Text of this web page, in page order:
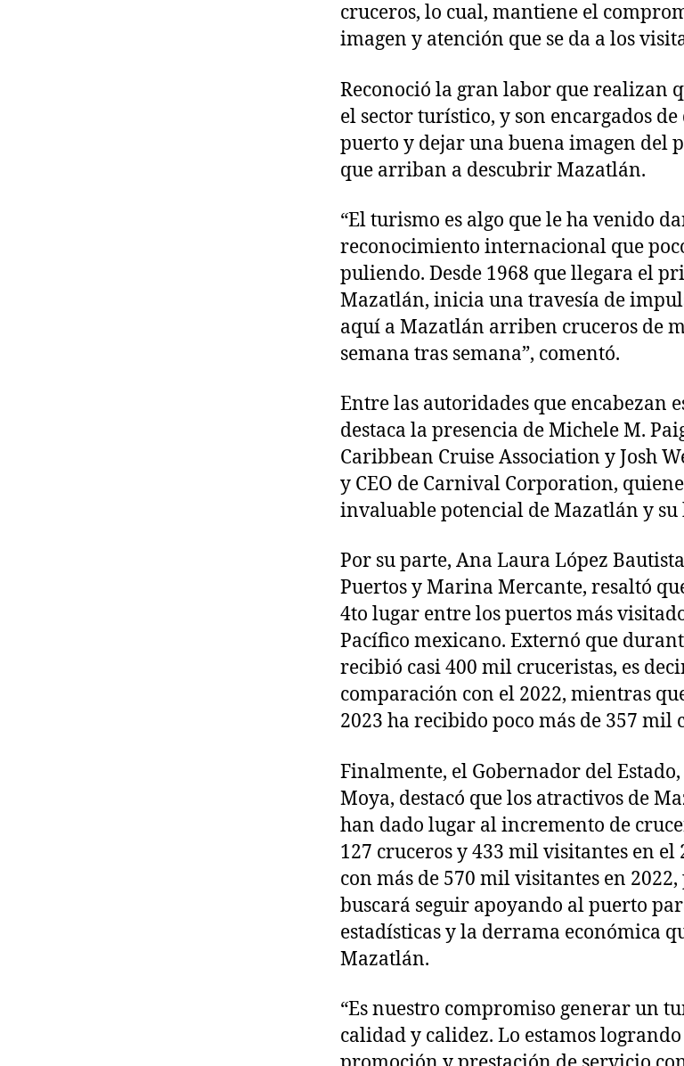
cruceros, lo cual, mantiene el
imagen y atención que se da a los
Reconoció la gran labor que realizan
el sector turístico, y son encargados
puerto y dejar una buena imagen del
que arriban a descubrir Mazatlán.
“El turismo es algo que le ha venido
reconocimiento internacional que
puliendo. Desde 1968 que llegara el
Mazatlán, inicia una travesía de
aquí a Mazatlán arriben cruceros de
semana tras semana”, comentó.
Entre las autoridades que encabezan
destaca la presencia de Michele M.
Caribbean Cruise Association y Josh
y CEO de Carnival Corporation,
invaluable potencial de Mazatlán y su
Por su parte, Ana Laura López
Puertos y Marina Mercante, resaltó
4to lugar entre los puertos más
Pacífico mexicano. Externó que
recibió casi 400 mil cruceristas, es
comparación con el 2022, mientras
2023 ha recibido poco más de 357 mil
Finalmente, el Gobernador del Estado,
Moya, destacó que los atractivos de
han dado lugar al incremento de
127 cruceros y 433 mil visitantes en el
con más de 570 mil visitantes en 2022,
buscará seguir apoyando al puerto
estadísticas y la derrama económica
Mazatlán.
“Es nuestro compromiso generar un
calidad y calidez. Lo estamos